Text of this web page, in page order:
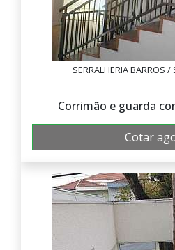
SERRALHERIA BARROS
Corrimão e guarda
Cotar